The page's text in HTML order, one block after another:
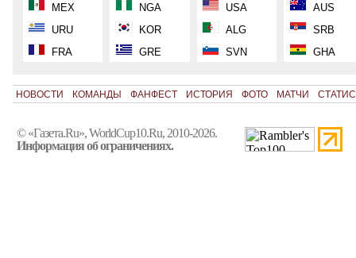
MEX
URU
FRA
NGA
KOR
GRE
USA
ALG
SVN
AUS
SRB
GHA
НОВОСТИ КОМАНДЫ ФАНФЕСТ ИСТОРИЯ ФОТО МАТЧИ
© «Газета.Ru», WorldCup10.Ru, 2010-2026.
Информация об ограничениях.